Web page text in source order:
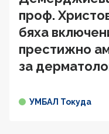
проф.
бяха
престижно
за
УМБАЛ Токуда